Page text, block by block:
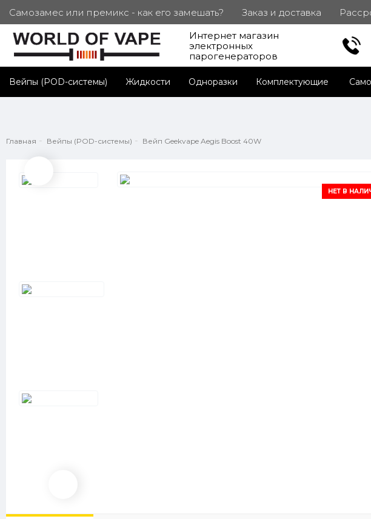
Самозамес или премикс - как его замешать? Заказ и доставка
ПОД. СЕРТИФИКАТЫ Партнерам Личный кабинет
Интернет магазин
электронных
парогенераторов
Вейпы (POD-системы) Жидкости Одноразки Комплектующие
Главная Вейпы (POD-системы) Вейп Geekvape Aegis Boost 40W
НЕТ В